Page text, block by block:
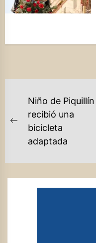
NAVEGACIÓN
DE
ENTRADAS
Previous
post:
Niño de Piquillín
recibió una
bicicleta
adaptada